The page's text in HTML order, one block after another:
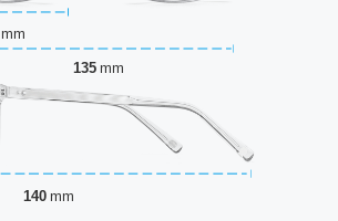
mm
135 mm
140 mm